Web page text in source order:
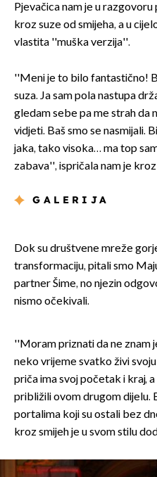
Pjevačica nam je u
kroz suze od smijeha, a u
vlastita ''muška verzija''.
''Meni je to bilo fantastično!
suza. Ja sam pola nastupa
gledam sebe pa me strah da
vidjeti. Baš smo se nasmijali.
jaka, tako visoka… ma top
zabava'', ispričala nam je kroz
GALERIJA
Dok su društvene mreže
transformaciju, pitali smo
partner Šime, no njezin
nismo očekivali.
''Moram priznati da ne znam
neko vrijeme svatko živi
priča ima svoj početak i kraj,
približili ovom drugom dijelu.
portalima koji su ostali bez
kroz smijeh je u svom stilu